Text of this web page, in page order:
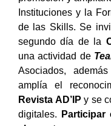
Instituciones y la
de las Skills. Se
segundo día de la
una actividad de
Asociados,
amplía el
Revista AD’IP y se
digitales.